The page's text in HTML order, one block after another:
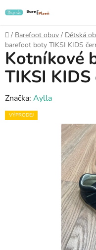
na
obsah
Domů
/ Barefoot obuv / Dětská
barefoot boty TIKSI KIDS
Kotníkové
TIKSI
Značka: Aylla
VÝPRODEJ